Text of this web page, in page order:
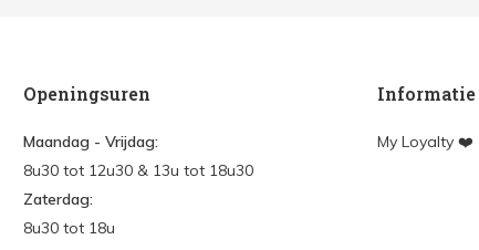
Openingsuren
Maandag - Vrijdag:
8u30 tot 12u30 & 13u tot 18u30
Zaterdag:
8u30 tot 18u
Informatie
My Loyalty ❤️